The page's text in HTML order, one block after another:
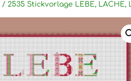
/ 2535 Stickvorlage LEBE, LACHE,